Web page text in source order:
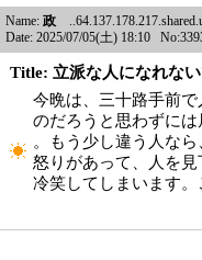
Name: 政
Date: 2025/07/05(土) 18:10
Title: 立派な人になれな
今晩は、三十路手前
のだろうと思わずに
。もう少し違う人な
怒りがあって、人を
冷笑してしまいます